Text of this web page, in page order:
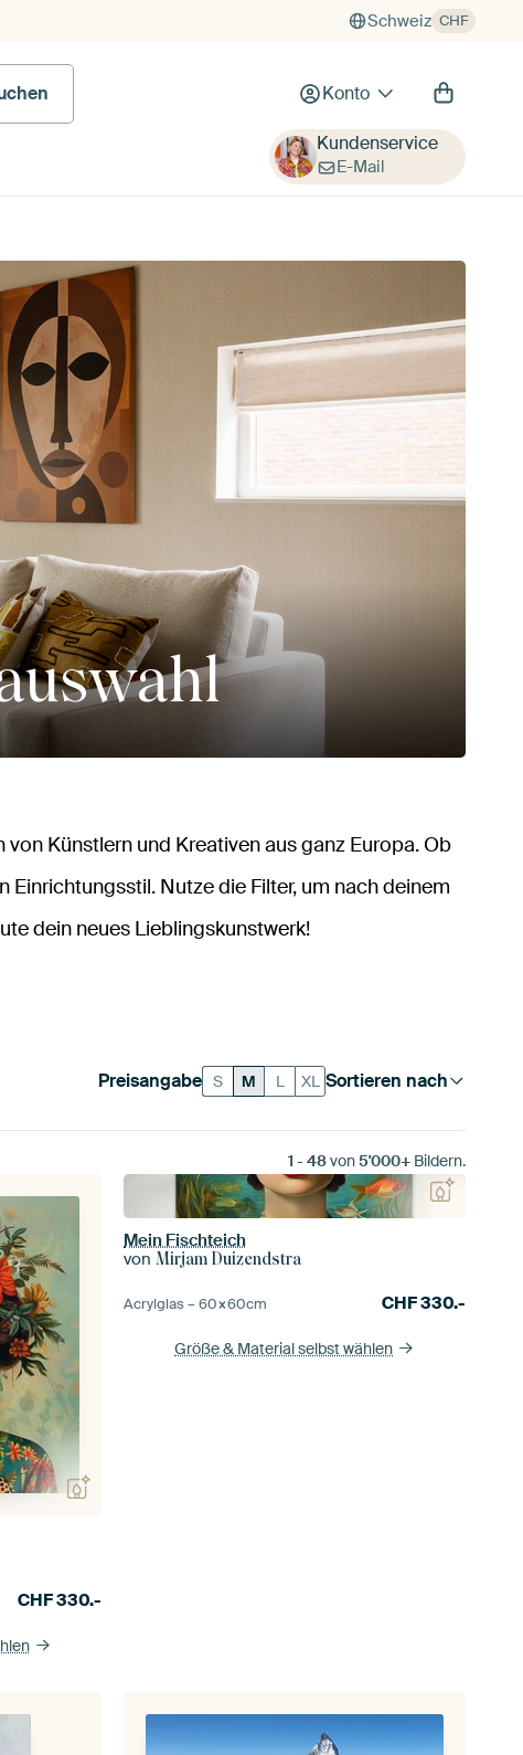
Schweiz CHF
Konto
Kundenservice
E-Mail
Künstlern und Kreativen aus ganz Europa. Ob
Nutze die Filter, um nach deinem
dein neues Lieblingskunstwerk!
Sortieren nach
Preisangabe S M L XL
1 - 48von5'000+Bildern.
CHF330.-
Mein Fischteich
vonMirjam Duizendstra
Acrylglas –60×60cm CHF330.-
Größe & Material selbst wählen